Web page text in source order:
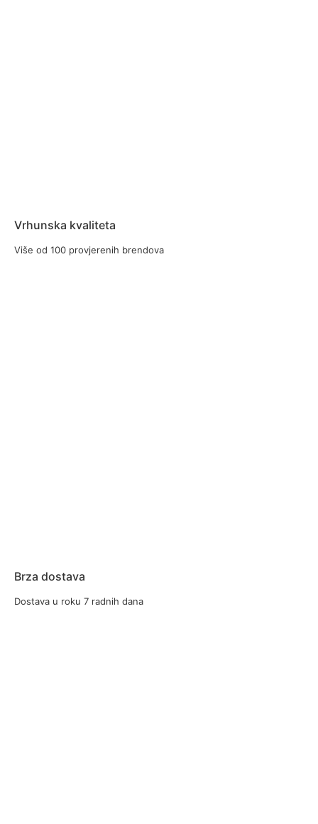
Vrhunska kvaliteta
Više od 100 provjerenih brendova
Brza dostava
Dostava u roku 7 radnih dana